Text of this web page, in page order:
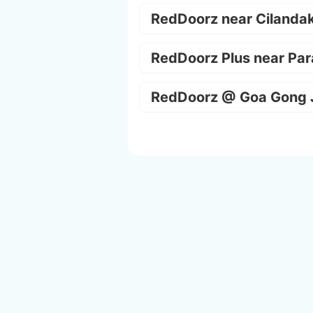
RedDoorz near
RedDoorz Plus near
RedDoorz @ Goa